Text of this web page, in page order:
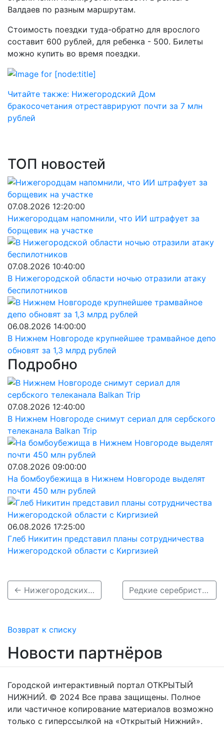
Валдаев по разным маршрутам.
Стоимость поездки туда-обратно для врослого
составит 600 рублей, для ребенка - 500. Билеты
можно купить во время поездки.
Читайте также: Нижегородский Дом
бракосочетания отреставрируют почти за 7 млн
рублей
ТОП новостей
07.08.2026 12:20:00
Нижегородцам напомнили, что ИИ штрафует за
борщевик на участке
07.08.2026 10:40:00
В Нижегородской области ночью отразили атаку
беспилотников
06.08.2026 14:00:00
В Нижнем Новгороде крупнейшее трамвайное депо
обновят за 1,3 млрд рублей
Подробно
07.08.2026 12:40:00
В Нижнем Новгороде снимут сериал для сербского
телеканала Balkan Trip
07.08.2026 09:00:00
На бомбоубежища в Нижнем Новгороде выделят
почти 450 млн рублей
06.08.2026 17:25:00
Глеб Никитин представил планы сотрудничества
Нижегородской области с Киргизией
← Нижегородских пенсионеров приглашают стать ведущими на ТВ Редкие серебристые облака затянули нижегородское небо →
Возврат к списку
Новости партнёров
Городской интерактивный портал ОТКРЫТЫЙ
НИЖНИЙ. © 2024 Все права защищены. Полное
или частичное копирование материалов возможно
только с гиперссылкой на «Открытый Нижний».